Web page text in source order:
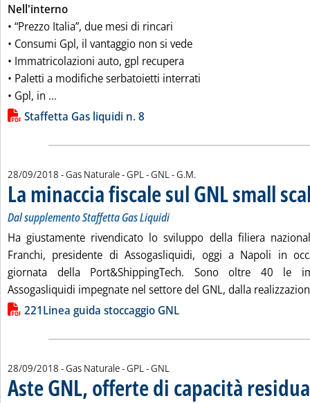
Nell'interno
• “Prezzo Italia”, due mesi di rincari
• Consumi Gpl, il vantaggio non si vede
• Immatricolazioni auto, gpl recupera
• Paletti a modifiche serbatoietti interrati
• Gpl, in ...
Lista allegati PDF alla notizia
Staffetta Gas liquidi n. 8
28/09/2018 - Gas Naturale - GPL - GNL -di:
G.M.
La minaccia fiscale sul GNL small
Dal supplemento Staffetta Gas Liquidi
Ha giustamente rivendicato lo sviluppo della filiera
Franchi, presidente di Assogasliquidi, oggi a Napoli in
giornata della Port&ShippingTech. Sono oltre 40 le
Assogasliquidi impegnate nel settore del GNL, dalla
Lista allegati PDF alla notizia
221Linea guida stoccaggio GNL
28/09/2018 - Gas Naturale - GPL - GNL
Aste GNL, offerte di capacità